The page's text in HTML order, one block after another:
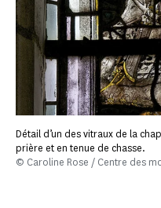
Détail d’un des vitraux de la
prière et en tenue de chasse.
© Caroline Rose / Centre des